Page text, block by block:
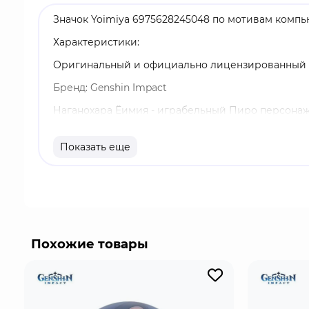
Значок Yoimiya 6975628245048 по мотивам
Характеристики:
Оригинальный и официально лицензированный
Бренд: Genshin Impact
Наганохара Ёимия - играбельный Пиро
надежды и мечты людей в своих фейерверках.
Показать еще
Похожие товары